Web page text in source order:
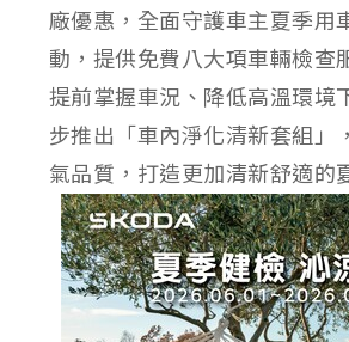
廠優惠，全面守護車主夏季用
動，提供免費八大項車輛檢查
提前掌握車況、降低高溫環境
步推出「車內淨化清新套組」
氣品質，打造更加清新舒適的